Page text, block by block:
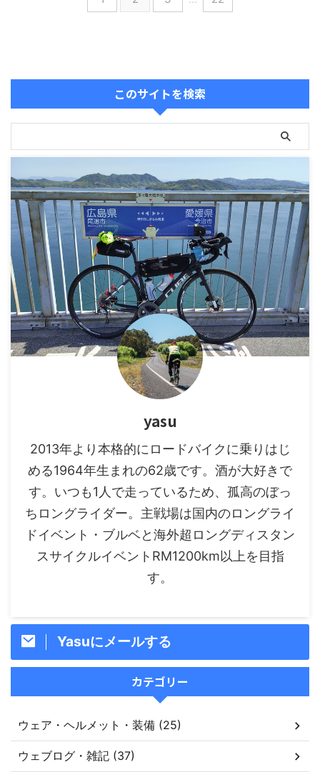
このサイトを検索
yasu
2013年より本格的にロードバイクに乗りはじ
める1964年生まれの62歳です。酒が大好きで
す。いつも1人で走っているため、孤高のぼっ
ちロングライダー。主戦場は国内のロングライ
ドイベント・ブルベと海外超ロングディスタン
スサイクルイベントRM1200km以上を目指
す。
Yasuにメールする
カテゴリー
ウェア・ヘルメット・装備 (25)
ウェブログ・雑記 (37)